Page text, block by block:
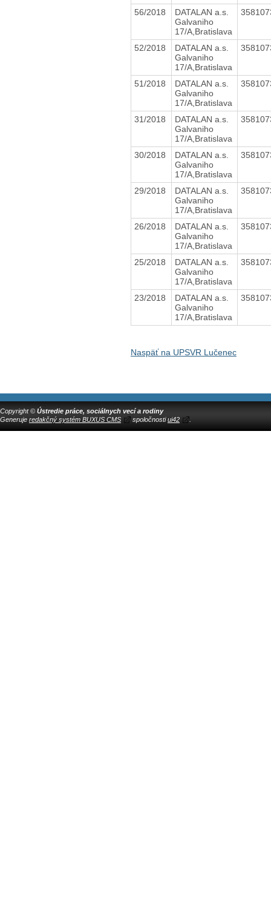
56/2018
DATALAN a.s.
Galvaniho
17/A,Bratislava
52/2018
DATALAN a.s.
Galvaniho
17/A,Bratislava
51/2018
DATALAN a.s.
Galvaniho
17/A,Bratislava
31/2018
DATALAN a.s.
Galvaniho
17/A,Bratislava
30/2018
DATALAN a.s.
Galvaniho
17/A,Bratislava
29/2018
DATALAN a.s.
Galvaniho
17/A,Bratislava
26/2018
DATALAN a.s.
Galvaniho
17/A,Bratislava
25/2018
DATALAN a.s.
Galvaniho
17/A,Bratislava
23/2018
DATALAN a.s.
Galvaniho
17/A,Bratislava
Naspäť na UPSVR Lučenec
Copyright © Ústredie práce, sociálnych vecí a rodiny
Generuje redakčný systém BUXUS CMS spoločnostiui42